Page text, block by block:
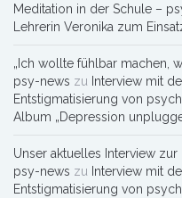
Meditation in der Schule –
Lehrerin Veronika zum
„Ich wollte fühlbar machen,
psy-news zu Interview mit
Entstigmatisierung von
Album „Depression
Unser aktuelles Interview
psy-news zu Interview mit
Entstigmatisierung von